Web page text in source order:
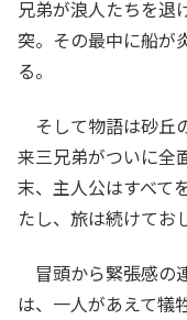
兄弟が浪人たちを退
突。その最中に船が
る。
そして物語は砂丘
来三兄弟がついに全
末、主人公はすべて
たし、旅は続けてお
冒頭から緊張感の
は、一人があえて犠